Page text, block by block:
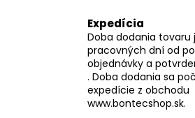
Expedícia
Doba dodania tovaru
pracovných dní od
objednávky a
. Doba dodania sa
expedície z obchodu
www.bontecshop.sk.